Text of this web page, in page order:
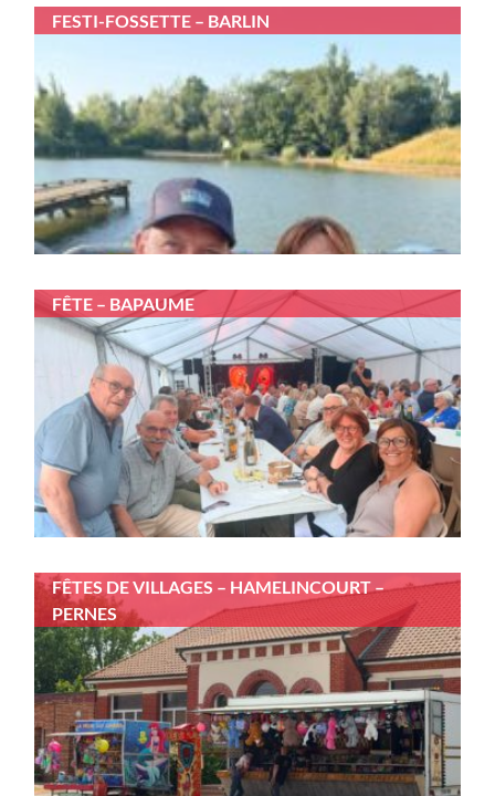
FESTI-FOSSETTE – BARLIN
FÊTE – BAPAUME
FÊTES DE VILLAGES – HAMELINCOURT –
PERNES